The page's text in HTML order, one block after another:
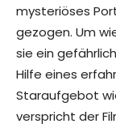
mysteriöses
gezogen. Um
sie ein
Hilfe eines
Staraufgebot
verspricht der